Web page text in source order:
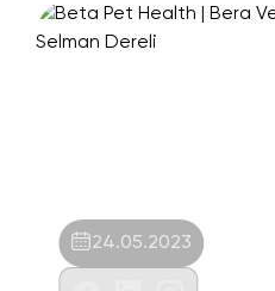
24.05.2023